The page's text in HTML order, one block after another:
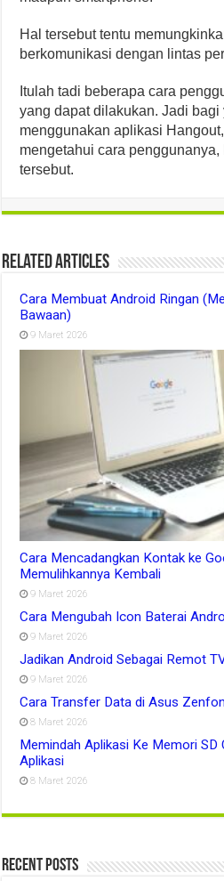
Hal tersebut tentu
berkomunikasi dengan lintas
Itulah tadi beberapa cara
yang dapat dilakukan. Jadi
menggunakan aplikasi
mengetahui cara
tersebut.
Related Articles
Cara Membuat Android Ringan
Bawaan)
9 Maret 2026
Cara Mencadangkan Kontak ke
Memulihkannya Kembali
9 Maret 2026
Cara Mengubah Icon Baterai
9 Maret 2026
Jadikan Android Sebagai Remot
9 Maret 2026
Cara Transfer Data di Asus
8 Maret 2026
Memindah Aplikasi Ke Memori SD
Aplikasi
8 Maret 2026
Recent Posts